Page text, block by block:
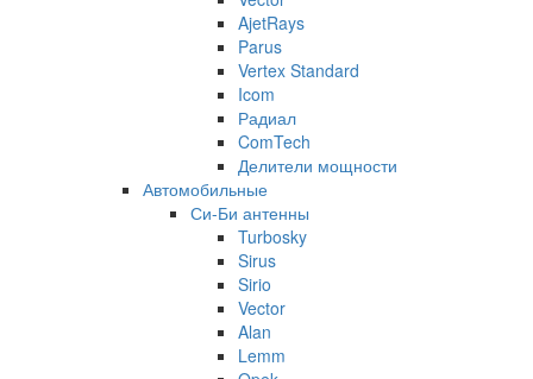
AjetRays
Parus
Vertex Standard
Icom
Радиал
ComTech
Делители мощности
Автомобильные
Си-Би антенны
Turbosky
Sirus
Sirio
Vector
Alan
Lemm